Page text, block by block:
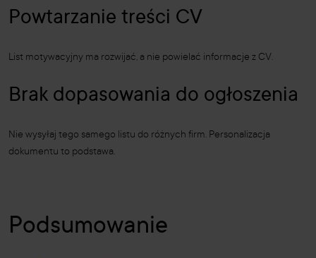
Powtarzanie treści CV
List motywacyjny ma rozwijać, a nie powielać informacje z CV.
Brak dopasowania do ogłoszenia
Nie wysyłaj tego samego listu do różnych firm. Personalizacja
dokumentu to podstawa.
Podsumowanie